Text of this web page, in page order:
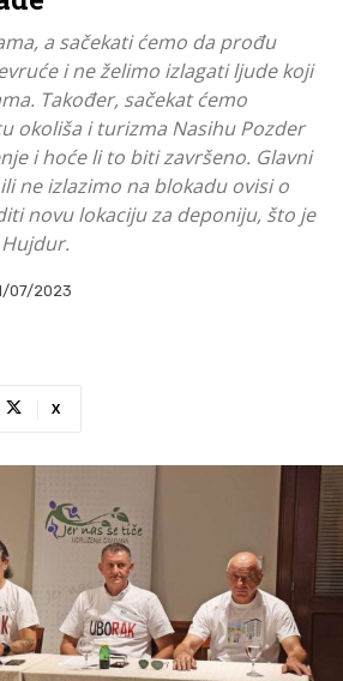
a sačekati ćemo da prođu
i ne želimo izlagati ljude koji
Također, sačekat ćemo
okoliša i turizma Nasihu Pozder
i hoće li to biti završeno. Glavni
ne izlazimo na blokadu ovisi o
novu lokaciju za deponiju, što je
07/2023
X